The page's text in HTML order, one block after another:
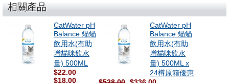
相關產品
CatWater pH
Balance 貓貓
飲用水(有助
增貓咪飲水
量) 500ML
$22.00
$18.00
CatWater pH
Balance 貓貓
飲用水(有助
增貓咪飲水
量) 500ML x
24樽原箱優惠